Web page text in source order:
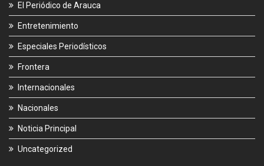
El Periódico de Arauca
Entretenimiento
Especiales Periodísticos
Frontera
Internacionales
Nacionales
Noticia Principal
Uncategorized